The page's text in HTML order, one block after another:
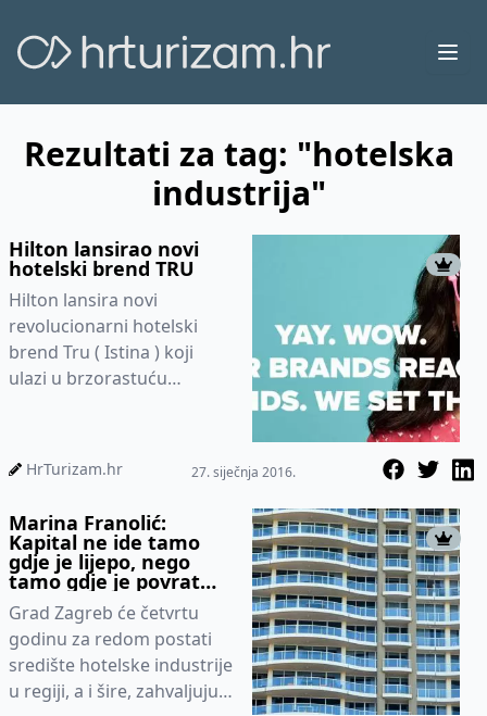
Rezultati za tag: "hotelska
industrija"
Hilton lansirao novi
hotelski brend TRU
Hilton lansira novi
revolucionarni hotelski
brend Tru ( Istina ) koji
ulazi u brzorastuću
HrTurizam.hr 27. siječnja 2016.
Marina Franolić:
Kapital ne ide tamo
gdje je lijepo, nego
tamo gdje je povrat
investicije najizgledniji
Grad Zagreb će četvrtu
godinu za redom postati
središte hotelske industrije
u regiji, a i šire, zahvaljujući